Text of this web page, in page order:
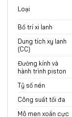
Loại
Bố trí xi lanh
Dung tích xy lanh
(CC)
Đường kính và
hành trình piston
Tỷ số nén
Công suất tối đa
Mô men xoắn cực